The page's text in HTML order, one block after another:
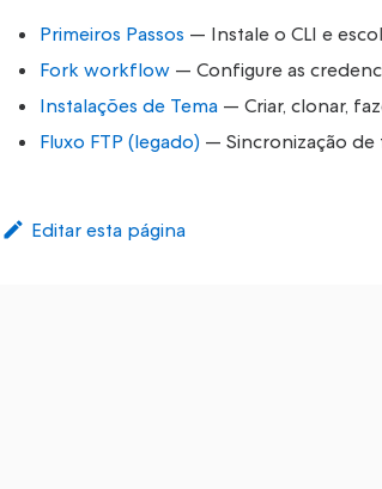
Primeiros Passos — Instale o CLI e
Fork workflow — Configure as
Instalações de Tema — Criar, clonar,
Fluxo FTP (legado) — Sincronização de
Editar esta página